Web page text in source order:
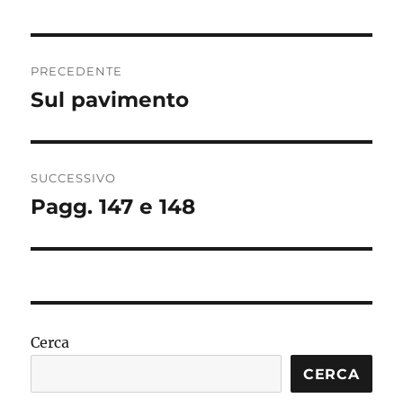
articoli
PRECEDENTE
Articolo
Sul pavimento
SUCCESSIVO
Articolo
Pagg. 147 e 148
Cerca
CERCA